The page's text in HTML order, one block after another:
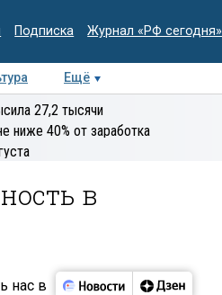
Подписка Журнал «РФ сегодня»
Ещё
Колумнисты
27,2 тысячи
ниже 40% от заработка
в
нас в